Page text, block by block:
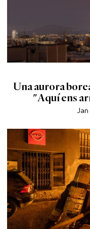
Una aurora
"Aquí ens